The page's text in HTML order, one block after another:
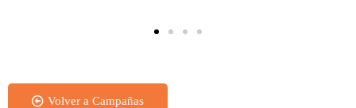
Volver a Campañas